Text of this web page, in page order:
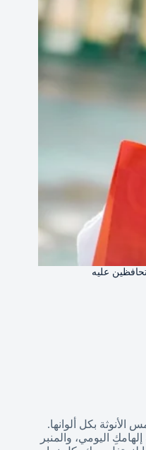
عليه
بكل ألوانها.
اليومي، والمنبر